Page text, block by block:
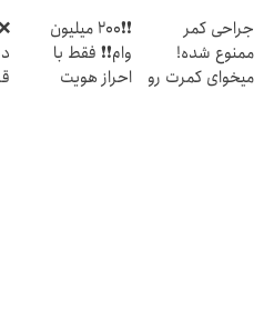
جراحی کمر
ممنوع شده!
میخوای کمرت رو
❗❗200 میلیون
وام❗❗ فقط با
احراز هویت